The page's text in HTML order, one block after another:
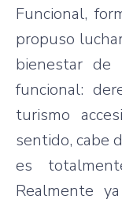
Funcional,
propuso
bienestar de
funcional:
turismo
sentido,cabe
es
Realmente ya